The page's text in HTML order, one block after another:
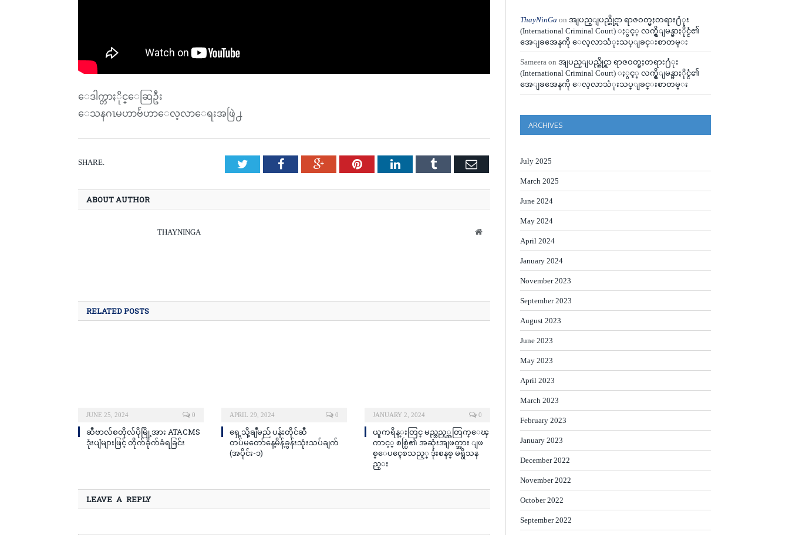
ေဒါက္တာႏိုင္ေဆြဦး
ေသနဂၤမဟာဗ်ဴဟာေလ့လာေရးအဖြဲ႕
SHARE. TwitterFacebookGoogle+PinterestLinkedInTumblr Email
ABOUT AUTHOR
THAYNINGA Website
RELATED POSTS
JUNE 25, 2024 0
ဆီဗာလ်စတိုလ်ပိုမြို့အား ATACMS
ဒုံးပျံများဖြင့် တိုက်ခိုက်ခံရခြင်း
APRIL 29, 2024 0
ရှေ့သို့ချီမည် ပန်းတိုင်ဆီ
တပ်မတော်နေ့မိန့်ခွန်းသုံးသပ်ချက်
(အပိုင်း-၁)
JANUARY 2, 2024 0
ယူကရိန္းတြင္ မည္သည့္အတြက္ေၾ
ကာင့္ စစ္ပြဲ၏ အဆုံးအျဖတ္အား ျဖ
စ္ေပၚေစသည့္ ဒုံးစနစ္ မရွိသန
ည္း
LEAVE A REPLY
ThayNinGa on အျပည္ျပည္ဆိုင္ရာ ရာဇဝတ္မႈတရား႐ံုး
(International Criminal Court) ႏွင့္ လက္ရွိျမန္မာႏိုင္ငံ၏
အေျခအေနကို ေလ့လာသံုးသပ္ျခင္းစာတမ္း
Sameera on အျပည္ျပည္ဆိုင္ရာ ရာဇဝတ္မႈတရား႐ံုး
(International Criminal Court) ႏွင့္ လက္ရွိျမန္မာႏိုင္ငံ၏
အေျခအေနကို ေလ့လာသံုးသပ္ျခင္းစာတမ္း
ARCHIVES
July 2025
March 2025
June 2024
May 2024
April 2024
January 2024
November 2023
September 2023
August 2023
June 2023
May 2023
April 2023
March 2023
February 2023
January 2023
December 2022
November 2022
October 2022
September 2022